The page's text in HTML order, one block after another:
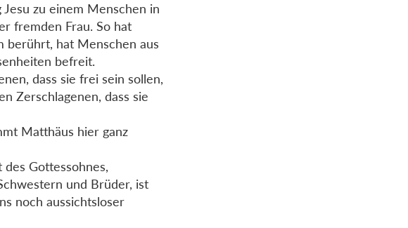
zu einem Menschen in
fremden Frau. So hat
berührt, hat Menschen aus
befreit.
dass sie frei sein sollen,
Zerschlagenen, dass sie
Matthäus hier ganz
Gottessohnes,
und Brüder, ist
noch aussichtsloser